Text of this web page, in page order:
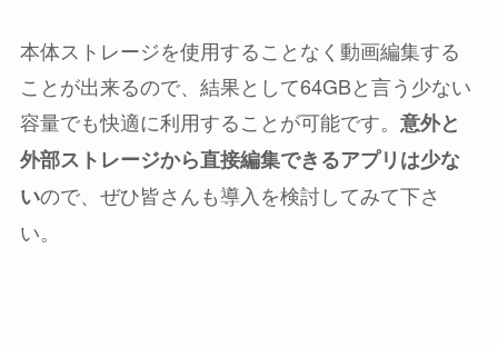
本体ストレージを使用することなく動画編集する
ことが出来るので、結果として64GBと言う少ない
容量でも快適に利用することが可能です。 意外と
外部ストレージから直接編集できるアプリは少な
いので、ぜひ皆さんも導入を検討してみて下さ
い。